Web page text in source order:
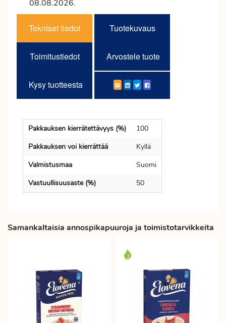
08.08.2026.
Tekniset tiedot Tuotekuvaus
Toimitustiedot Arvostele tuote
Kysy tuotteesta
Pakkauksen kierrätettävyys (%)
100
Pakkauksen voi kierrättää
Kyllä
Valmistusmaa
Suomi
Vastuullisuusaste (%)
50
Samankaltaisia annospikapuuroja ja toimistotarvikkeita